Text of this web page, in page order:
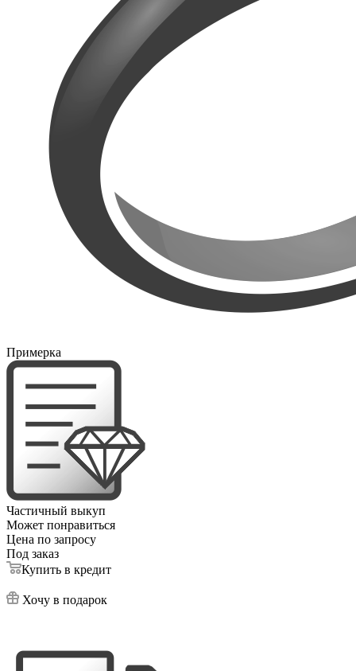
Примерка
Частичный выкуп
Может понравиться
Цена по запросу
Под заказ
Купить в кредит
Хочу в подарок